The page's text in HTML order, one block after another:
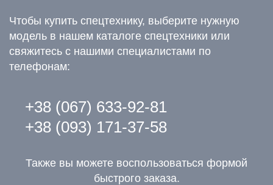
Чтобы купить спецтехнику, выберите нужную
модель в нашем каталоге спецтехники или
свяжитесь с нашими специалистами по
телефонам:
+38 (067) 633-92-81
+38 (093) 171-37-58
Также вы можете воспользоваться формой
быстрого заказа.